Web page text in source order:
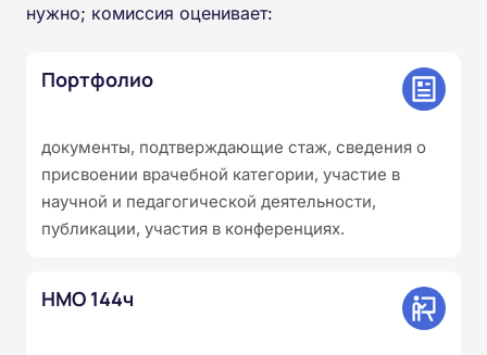
нужно; комиссия оценивает:
Портфолио
документы, подтверждающие стаж, сведения о
присвоении врачебной категории, участие в
научной и педагогической деятельности,
публикации, участия в конференциях.
НМО 144ч